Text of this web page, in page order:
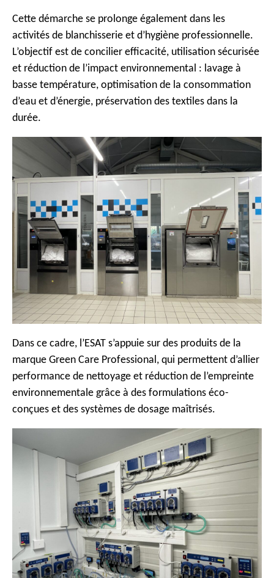
Cette démarche se prolonge également dans les
activités de blanchisserie et d’hygiène professionnelle.
L’objectif est de concilier efficacité, utilisation sécurisée
et réduction de l’impact environnemental : lavage à
basse température, optimisation de la consommation
d’eau et d’énergie, préservation des textiles dans la
durée.
Dans ce cadre, l’ESAT s’appuie sur des produits de la
marque Green Care Professional, qui permettent d’allier
performance de nettoyage et réduction de l’empreinte
environnementale grâce à des formulations éco-
conçues et des systèmes de dosage maîtrisés.